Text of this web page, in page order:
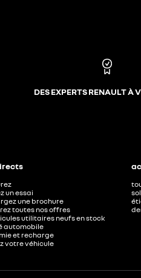
DES EXPERTS RENAULT À
un essai
une brochure
toutes nos offres
utilitaires neufs en stock
automobile
et recharge
votre véhicule